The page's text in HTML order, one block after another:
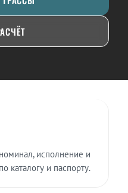
исполнение и
каталогу и паспорту.